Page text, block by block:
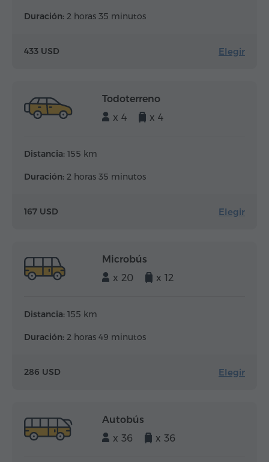
Duración: 2 horas 35 minutos
433 USD Elegir
Todoterreno
x 4
x 4
Distancia: 155 km
Duración: 2 horas 35 minutos
167 USD Elegir
Microbús
x 20
x 12
Distancia: 155 km
Duración: 2 horas 49 minutos
286 USD Elegir
Autobús
x 36
x 36